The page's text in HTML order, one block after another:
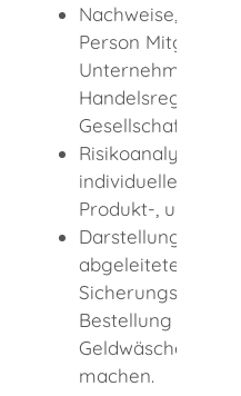
Nachweise, dass
Person Mitglied
Unternehmens ist
Risikoanalyse:
individuellen
Produkt-, und
Darstellung, der
abgeleiteten
Bestellung eines
machen.